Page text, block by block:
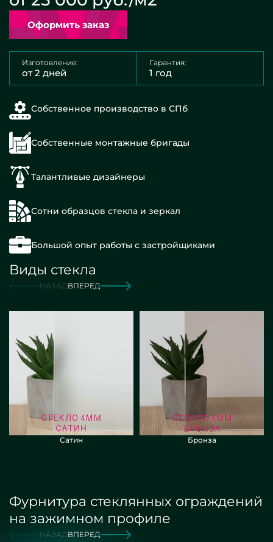
Оформить заказ
Изготовление:
от 2 дней
Гарантия:
1 год
Собственное производство в СПб
Собственные монтажные бригады
Талантливые дизайнеры
Сотни образцов стекла и зеркал
Большой опыт работы с застройщиками
Виды стекла
НАЗАДВПЕРЕД
Сатин Бронза
Фурнитура стеклянных ограждений
на зажимном профиле
НАЗАДВПЕРЕД